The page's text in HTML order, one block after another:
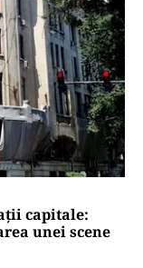
capitale:
unei scene